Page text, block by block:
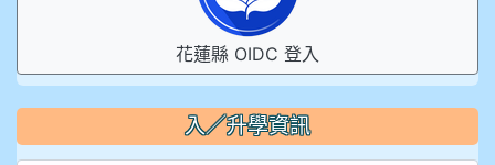
花蓮縣 OIDC 登入
入／升學資訊